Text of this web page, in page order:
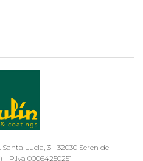
Lucia, 3 - 32030 Seren del
P.Iva 00064250251